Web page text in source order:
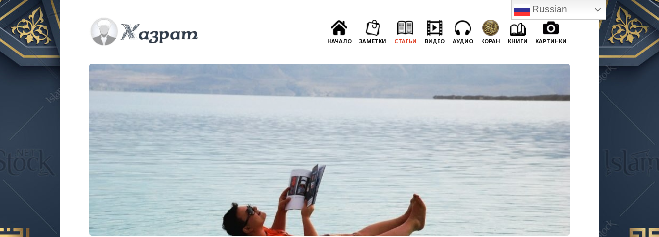
НАЧАЛО ЗАМЕТКИ СТАТЬИ ВИДЕО АУДИО КОРАН КНИГИ КАРТИНКИ
Russian